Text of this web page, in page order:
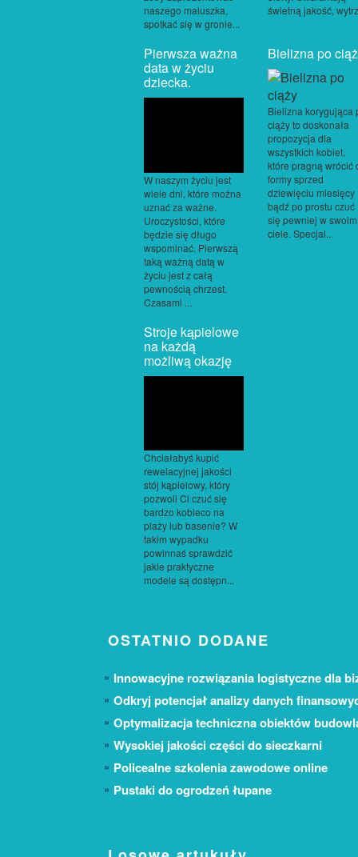
naszego maluszka,
spotkać się w gronie...
świetną jakość,
Pierwsza ważna
data w życiu
dziecka.
W naszym życiu jest
wiele dni, które można
uznać za ważne.
Uroczystości, które
będzie się długo
wspominać. Pierwszą
taką ważną datą w
życiu jest z całą
pewnością chrzest.
Czasami ...
Bielizna po
Bielizna korygująca
ciąży to doskonała
propozycja dla
wszystkich kobiet,
które pragną wrócić
formy sprzed
dziewięciu miesięcy
bądź po prostu czuć
się pewniej w swoim
ciele. Specjal...
Stroje kąpielowe
na każdą
możliwą okazję
Chciałabyś kupić
rewelacyjnej jakości
stój kąpielowy, który
pozwoli Ci czuć się
bardzo kobieco na
plaży lub basenie? W
takim wypadku
powinnaś sprawdzić
jakie praktyczne
modele są dostępn...
OSTATNIO DODANE
Innowacyjne rozwiązania logistyczne dla
Odkryj potencjał analizy danych
Optymalizacja techniczna obiektów
Wysokiej jakości części do sieczkarni
Policealne szkolenia zawodowe online
Pustaki do ogrodzeń łupane